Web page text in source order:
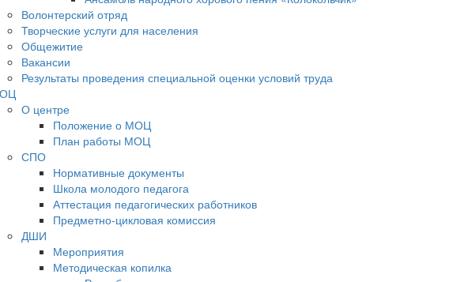
Волонтерский отряд
Творческие услуги для населения
Общежитие
Вакансии
Результаты проведения специальной оценки условий труда
О центре
Положение о МОЦ
План работы МОЦ
СПО
Нормативные документы
Школа молодого педагога
Аттестация педагогических работников
Предметно-цикловая комиссия
ДШИ
Мероприятия
Методическая копилка